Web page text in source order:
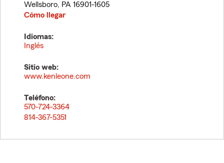
Wellsboro, PA 16901-1605
Cómo llegar
Idiomas:
Inglés
Sitio web:
www.kenleone.com
Teléfono:
570-724-3364
814-367-5351